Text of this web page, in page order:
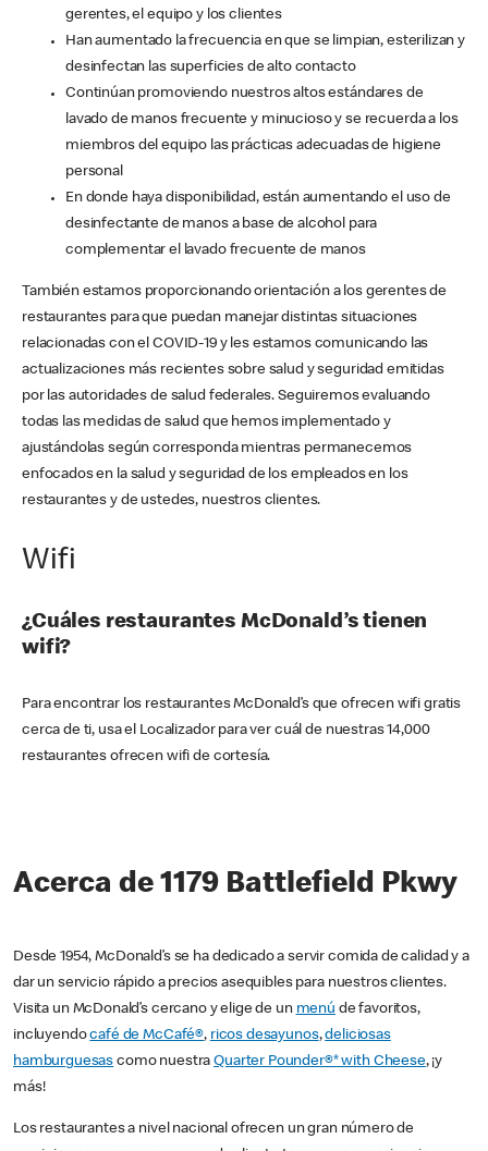
gerentes, el equipo y los clientes
Han aumentado la frecuencia en que se limpian, esterilizan y
desinfectan las superficies de alto contacto
Continúan promoviendo nuestros altos estándares de
lavado de manos frecuente y minucioso y se recuerda a los
miembros del equipo las prácticas adecuadas de higiene
personal
En donde haya disponibilidad, están aumentando el uso de
desinfectante de manos a base de alcohol para
complementar el lavado frecuente de manos
También estamos proporcionando orientación a los gerentes de
restaurantes para que puedan manejar distintas situaciones
relacionadas con el COVID-19 y les estamos comunicando las
actualizaciones más recientes sobre salud y seguridad emitidas
por las autoridades de salud federales. Seguiremos evaluando
todas las medidas de salud que hemos implementado y
ajustándolas según corresponda mientras permanecemos
enfocados en la salud y seguridad de los empleados en los
restaurantes y de ustedes, nuestros clientes.
Wifi
¿Cuáles restaurantes McDonald’s tienen
wifi?
Para encontrar los restaurantes McDonald’s que ofrecen wifi gratis
cerca de ti, usa el Localizador para ver cuál de nuestras 14,000
restaurantes ofrecen wifi de cortesía.
Acerca de 1179 Battlefield Pkwy
Desde 1954, McDonald’s se ha dedicado a servir comida de calidad y a
dar un servicio rápido a precios asequibles para nuestros clientes.
Visita un McDonald’s cercano y elige de un menú de favoritos,
incluyendocafé de McCafé®, ricos desayunos,deliciosas
hamburguesas como nuestraQuarter Pounder®* with Cheese, ¡y
más!
Los restaurantes a nivel nacional ofrecen un gran número de